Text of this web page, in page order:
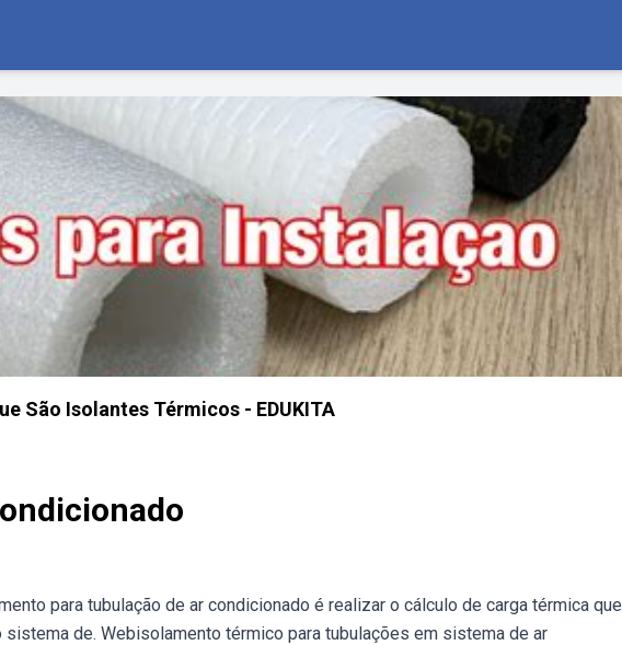
São Isolantes Térmicos - EDUKITA
para tubulação de ar condicionado é realizar o cálculo de carga térmica que
de. Webisolamento térmico para tubulações em sistema de ar